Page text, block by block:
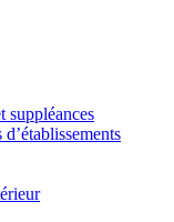
suppléances